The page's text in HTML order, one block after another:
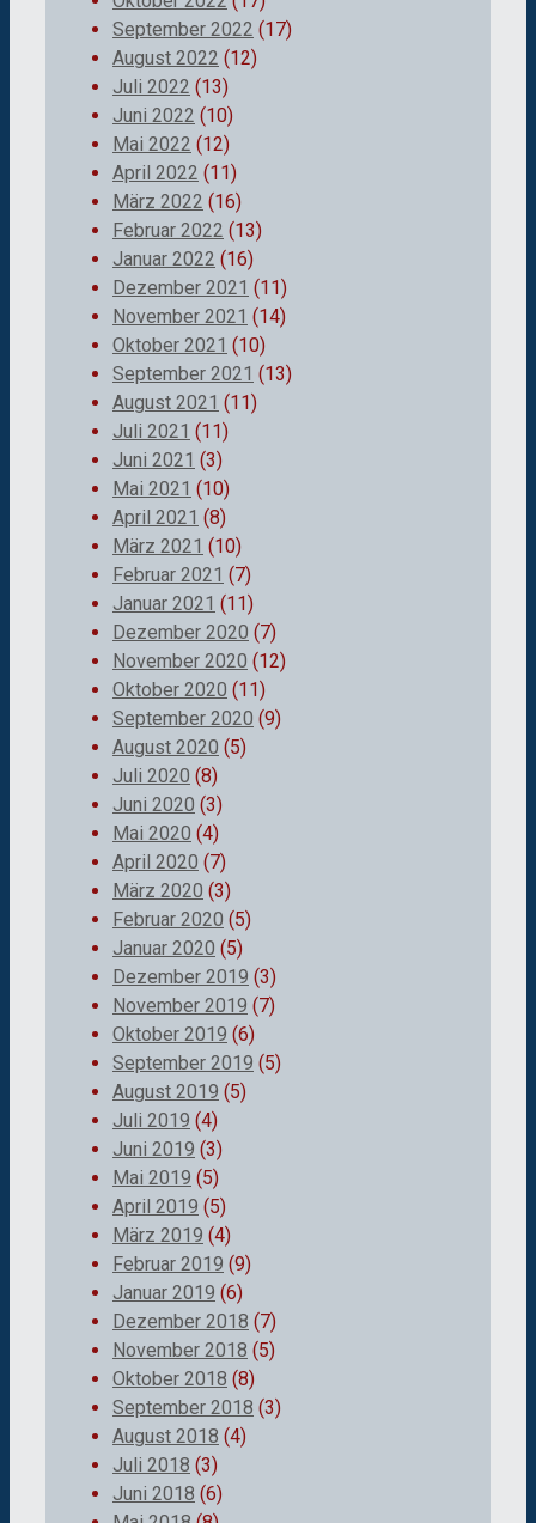
September 2022 (17)
August 2022 (12)
Juli 2022 (13)
Juni 2022 (10)
Mai 2022 (12)
April 2022 (11)
März 2022 (16)
Februar 2022 (13)
Januar 2022 (16)
Dezember 2021 (11)
November 2021 (14)
Oktober 2021 (10)
September 2021 (13)
August 2021 (11)
Juli 2021 (11)
Juni 2021 (3)
Mai 2021 (10)
April 2021 (8)
März 2021 (10)
Februar 2021 (7)
Januar 2021 (11)
Dezember 2020 (7)
November 2020 (12)
Oktober 2020 (11)
September 2020 (9)
August 2020 (5)
Juli 2020 (8)
Juni 2020 (3)
Mai 2020 (4)
April 2020 (7)
März 2020 (3)
Februar 2020 (5)
Januar 2020 (5)
Dezember 2019 (3)
November 2019 (7)
Oktober 2019 (6)
September 2019 (5)
August 2019 (5)
Juli 2019 (4)
Juni 2019 (3)
Mai 2019 (5)
April 2019 (5)
März 2019 (4)
Februar 2019 (9)
Januar 2019 (6)
Dezember 2018 (7)
November 2018 (5)
Oktober 2018 (8)
September 2018 (3)
August 2018 (4)
Juli 2018 (3)
Juni 2018 (6)